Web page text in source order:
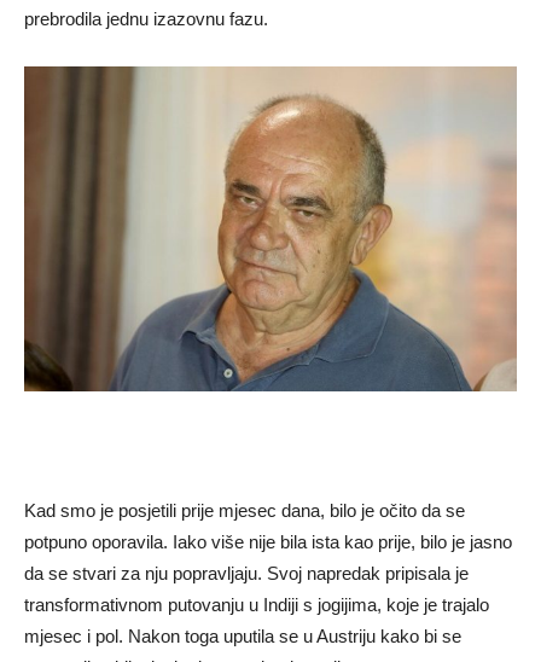
prebrodila jednu izazovnu fazu.
Kad smo je posjetili prije mjesec dana, bilo je očito da se
potpuno oporavila. Iako više nije bila ista kao prije, bilo je jasno
da se stvari za nju popravljaju. Svoj napredak pripisala je
transformativnom putovanju u Indiji s jogijima, koje je trajalo
mjesec i pol. Nakon toga uputila se u Austriju kako bi se